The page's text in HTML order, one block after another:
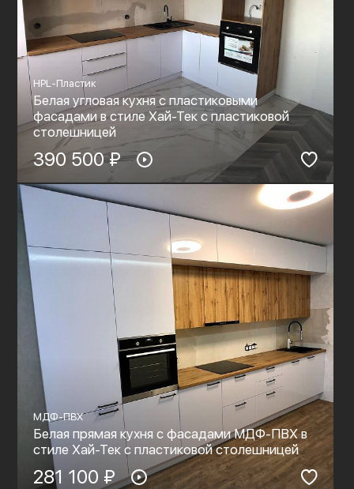
HPL-Пластик
Белая угловая кухня с пластиковыми
фасадами в стиле Хай-Тек с пластиковой
столешницей
390 500 ₽
МДФ-ПВХ
Белая прямая кухня с фасадами МДФ-ПВХ в
стиле Хай-Тек с пластиковой столешницей
281 100 ₽